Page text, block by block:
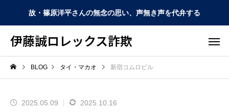
故・篠原洋平さんの無念の思い、声無き声を代弁する
伊藤誠ロレックス詐欺
BLOG タイ・マカオ 新宿コムロビル
2025.05.09
2025.10.16